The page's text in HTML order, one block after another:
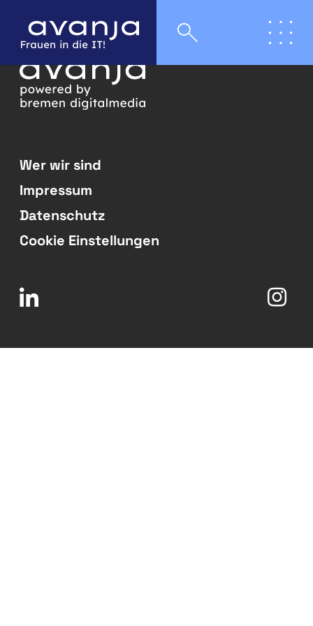
Wer wir sind
Impressum
Datenschutz
Cookie Einstellungen